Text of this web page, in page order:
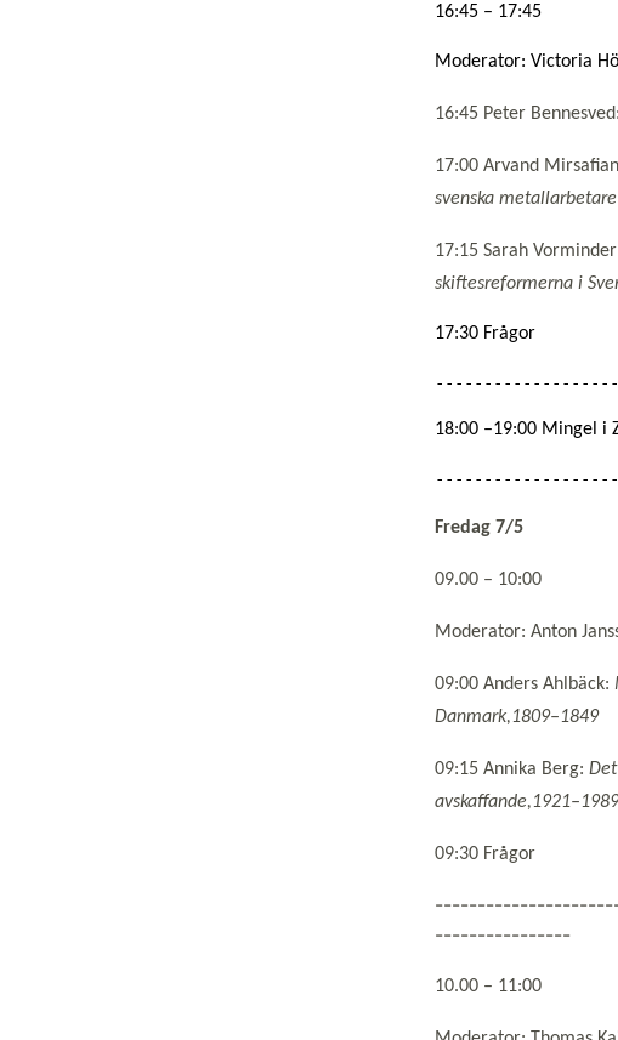
16:45 – 17:45
Moderator: Victoria
16:45 Peter Bennesved:
17:00 Arvand
svenska metallarbetare
17:15 Sarah
skiftesreformerna i
17:30 Frågor
18:00 –19:00 Mingel i
Fredag 7/5
09.00 – 10:00
Moderator: Anton
09:00 Anders Ahlbäck:
Danmark,1809–1849
09:15 Annika Berg:
avskaffande,1921–1989
09:30 Frågor
----------------
10.00 – 11:00